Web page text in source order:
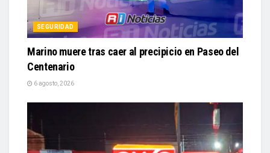
SEGURIDAD
Marino muere tras caer al precipicio en Paseo del
Centenario
6 agosto, 2026